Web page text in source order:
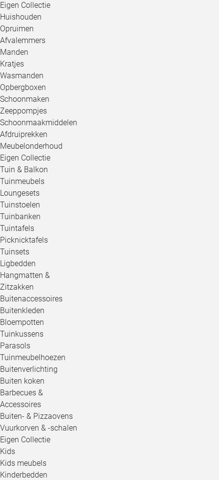
Eigen Collectie
Huishouden
Opruimen
Afvalemmers
Manden
Kratjes
Wasmanden
Opbergboxen
Schoonmaken
Zeeppompjes
Schoonmaakmiddelen
Afdruiprekken
Meubelonderhoud
Eigen Collectie
Tuin & Balkon
Tuinmeubels
Loungesets
Tuinstoelen
Tuinbanken
Tuintafels
Picknicktafels
Tuinsets
Ligbedden
Hangmatten &
Zitzakken
Buitenaccessoires
Buitenkleden
Bloempotten
Tuinkussens
Parasols
Tuinmeubelhoezen
Buitenverlichting
Buiten koken
Barbecues &
Accessoires
Buiten- & Pizzaovens
Vuurkorven & -schalen
Eigen Collectie
Kids
Kids meubels
Kinderbedden